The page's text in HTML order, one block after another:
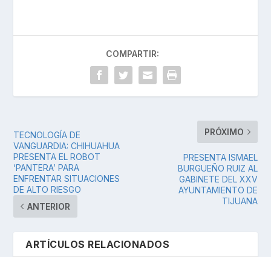
COMPARTIR:
TECNOLOGÍA DE
VANGUARDIA: CHIHUAHUA
PRESENTA EL ROBOT
‘PANTERA’ PARA
ENFRENTAR SITUACIONES
DE ALTO RIESGO
ANTERIOR
PRÓXIMO
PRESENTA ISMAEL
BURGUEÑO RUIZ AL
GABINETE DEL XXV
AYUNTAMIENTO DE
TIJUANA
ARTÍCULOS RELACIONADOS